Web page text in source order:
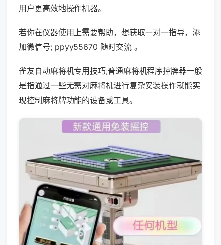
用户更高效地操作机器。
若你在仪器使用上需要帮助，想获取一对一指导，添
加微信号; ppyy55670 随时交流 。
雀友自动麻将机专用技巧;普通麻将机程序控牌器一般
是指通过一些无需对麻将机进行复杂安装操作就能实
现控制麻将牌功能的设备或工具。